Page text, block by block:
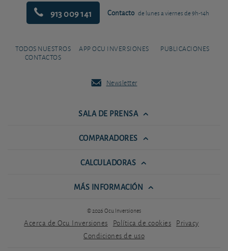
913 009 141 Contacto de lunes a viernes de 9h-14h
TODOS NUESTROS
CONTACTOS
APP OCU INVERSIONES PUBLICACIONES
Newsletter
SALA DE PRENSA
COMPARADORES
CALCULADORAS
MÁS INFORMACIÓN
© 2026 Ocu Inversiones
Acerca de Ocu Inversiones Política de cookies Privacy
Condiciones de uso